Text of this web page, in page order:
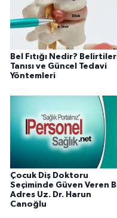
Bel Fıtığı Nedir?
Tanısı ve Güncel Tedavi
Yöntemleri
Çocuk Diş Doktoru
Seçiminde Güven Veren
Adres Uz. Dr. Harun
Canoğlu